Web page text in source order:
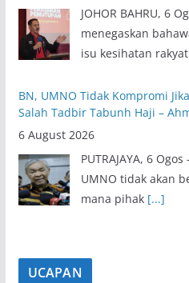
JOHOR BAHRU, 6
menegaskan
isu kesihatan rakyat
BN, UMNO Tidak Kompromi
Salah Tadbir Tabunh Haji –
6 August 2026
PUTRAJAYA, 6
UMNO tidak akan
mana pihak [...]
UCAPAN